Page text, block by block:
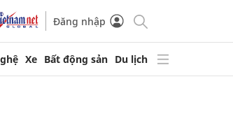
Đăng nhập
Xe Bất động sản Du lịch